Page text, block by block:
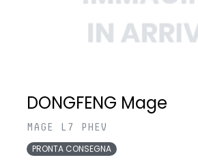
DONGFENG Mage
MAGE L7 PHEV
PRONTA CONSEGNA